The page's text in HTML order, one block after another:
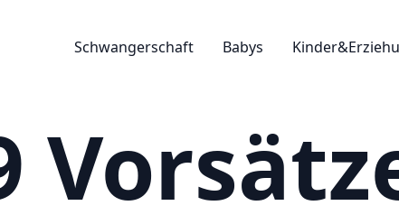
Schwangerschaft Babys